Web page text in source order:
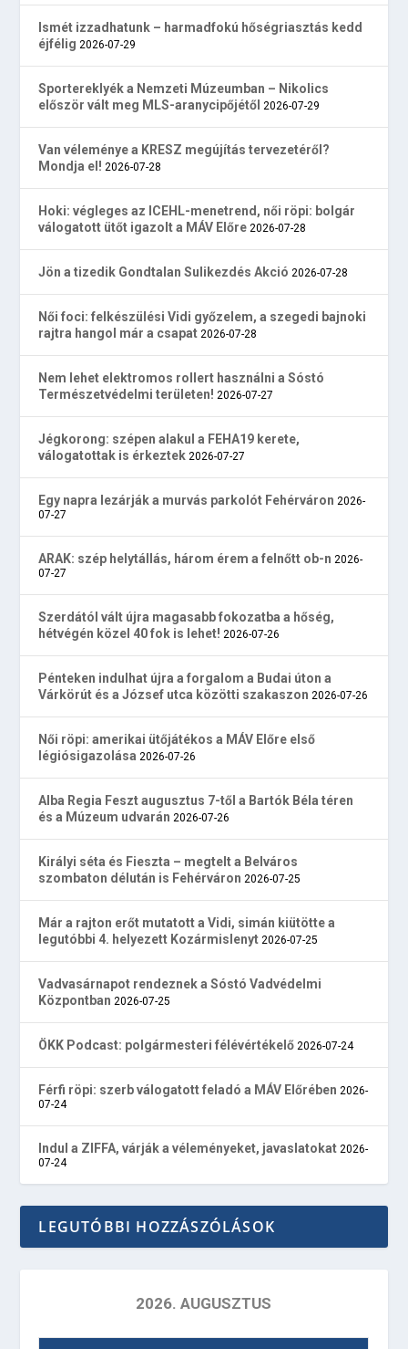
Ismét izzadhatunk – harmadfokú hőségriasztás kedd
éjfélig 2026-07-29
Sportereklyék a Nemzeti Múzeumban – Nikolics
először vált meg MLS-aranycipőjétől 2026-07-29
Van véleménye a KRESZ megújítás tervezetéről?
Mondja el! 2026-07-28
Hoki: végleges az ICEHL-menetrend, női röpi: bolgár
válogatott ütőt igazolt a MÁV Előre 2026-07-28
Jön a tizedik Gondtalan Sulikezdés Akció 2026-07-28
Női foci: felkészülési Vidi győzelem, a szegedi bajnoki
rajtra hangol már a csapat 2026-07-28
Nem lehet elektromos rollert használni a Sóstó
Természetvédelmi területen! 2026-07-27
Jégkorong: szépen alakul a FEHA19 kerete,
válogatottak is érkeztek 2026-07-27
Egy napra lezárják a murvás parkolót Fehérváron 2026-
07-27
ARAK: szép helytállás, három érem a felnőtt ob-n 2026-
07-27
Szerdától vált újra magasabb fokozatba a hőség,
hétvégén közel 40 fok is lehet! 2026-07-26
Pénteken indulhat újra a forgalom a Budai úton a
Várkörút és a József utca közötti szakaszon 2026-07-26
Női röpi: amerikai ütőjátékos a MÁV Előre első
légiósigazolása 2026-07-26
Alba Regia Feszt augusztus 7-től a Bartók Béla téren
és a Múzeum udvarán 2026-07-26
Királyi séta és Fieszta – megtelt a Belváros
szombaton délután is Fehérváron 2026-07-25
Már a rajton erőt mutatott a Vidi, simán kiütötte a
legutóbbi 4. helyezett Kozármislenyt 2026-07-25
Vadvasárnapot rendeznek a Sóstó Vadvédelmi
Központban 2026-07-25
ÖKK Podcast: polgármesteri félévértékelő 2026-07-24
Férfi röpi: szerb válogatott feladó a MÁV Előrében 2026-
07-24
Indul a ZIFFA, várják a véleményeket, javaslatokat 2026-
07-24
LEGUTÓBBI HOZZÁSZÓLÁSOK
2026. AUGUSZTUS